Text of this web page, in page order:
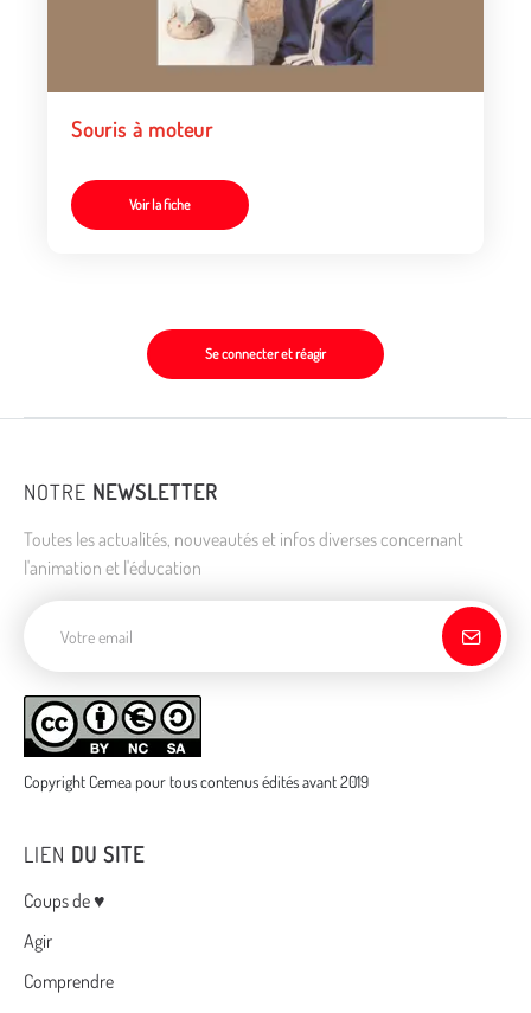
Souris à moteur
Voir la fiche
Se connecter et réagir
NOTRE NEWSLETTER
Toutes les actualités, nouveautés et infos diverses concernant
l'animation et l'éducation
Copyright Cemea pour tous contenus édités avant 2019
LIEN DU SITE
Menu
Coups de ♥
Agir
Comprendre